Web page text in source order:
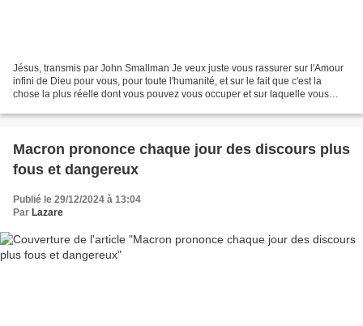
Jésus, transmis par John Smallman Je veux juste vous rassurer sur l'Amour
infini de Dieu pour vous, pour toute l'humanité, et sur le fait que c'est la
chose la plus réelle dont vous pouvez vous occuper et sur laquelle vous
Macron prononce chaque jour des discours plus
fous et dangereux
Publié le 29/12/2024 à 13:04
Par Lazare